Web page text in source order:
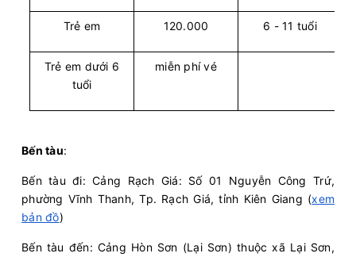
Trẻ em 120.000 6 - 11 tuổi
Trẻ em dưới 6
tuổi
miễn phí vé
Bến tàu:
Bến tàu đi: Cảng Rạch Giá: Số 01 Nguyễn Công Trứ,
phường Vĩnh Thanh, Tp. Rạch Giá, tỉnh Kiên Giang (xem
bản đồ)
Bến tàu đến: Cảng Hòn Sơn (Lại Sơn) thuộc xã Lại Sơn,